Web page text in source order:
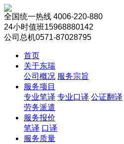
全国统一热线 4006-220-880
24小时值班15968880142
公司总机0571-87028795
首页
关于东瑞
公司概况 服务宗旨
服务项目
专业笔译 专业口译 公证翻译
劳务派遣
服务报价
笔译 口译
服务质量